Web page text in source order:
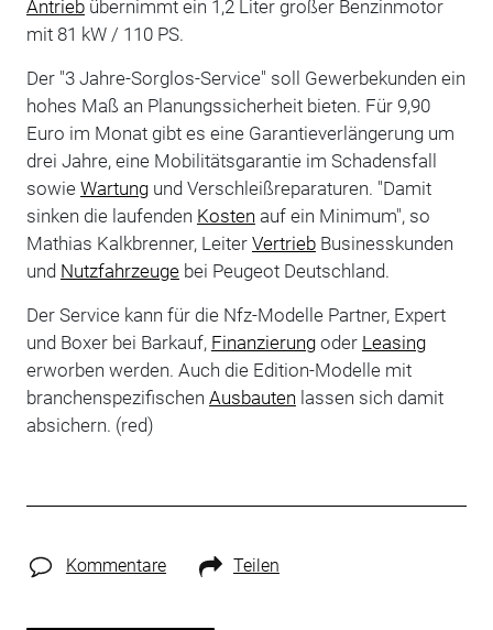
Antriebübernimmt ein 1,2 Liter großer Benzinmotor
mit 81 kW / 110 PS.
Der "3 Jahre-Sorglos-Service" soll Gewerbekunden ein
hohes Maß an Planungssicherheit bieten. Für 9,90
Euro im Monat gibt es eine Garantieverlängerung um
drei Jahre, eine Mobilitätsgarantie im Schadensfall
sowie Wartungund Verschleißreparaturen. "Damit
sinken die laufenden Kosten auf ein Minimum", so
Mathias Kalkbrenner, Leiter VertriebBusinesskunden
und Nutzfahrzeugebei Peugeot Deutschland.
Der Service kann für die Nfz-Modelle Partner, Expert
und Boxer bei Barkauf, Finanzierungoder Leasing
erworben werden. Auch die Edition-Modelle mit
branchenspezifischen Ausbauten lassen sich damit
absichern. (red)
Kommentare Teilen